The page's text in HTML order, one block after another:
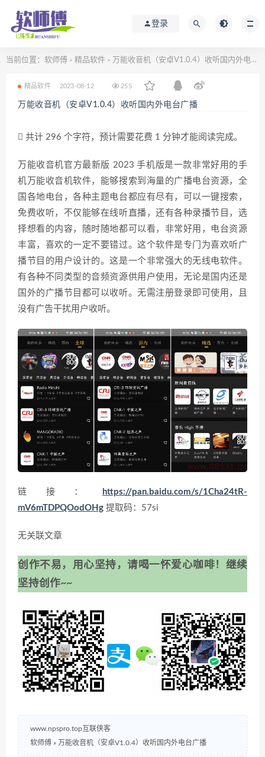
登录
当前位置： 软师傅 > 精品软件 > 万能收音机（安卓V1.0.4）收听国内外电台广播
精品软件 2023-08-12 255
万能收音机（安卓V1.0.4）收听国内外电台广播
共计 296 个字符，预计需要花费 1 分钟才能阅读完成。
万能收音机官方最新版 2023 手机版是一款非常好用的手
机万能收音机软件，能够搜索到海量的广播电台资源，全
国各地电台，各种主题电台都应有尽有，可以一键搜索，
免费收听，不仅能够在线听直播，还有各种录播节目，选
择想看的内容，随时随地都可以看，非常好用，电台资源
丰富，喜欢的一定不要错过。这个软件是专门为喜欢听广
播节目的用户设计的。这是一个非常强大的无线电软件。
有各种不同类型的音频资源供用户使用，无论是国内还是
国外的广播节目都可以收听。无需注册登录即可使用，且
没有广告干扰用户收听。
链接：
https://pan.baidu.com/s/1Cha24tR-
mV6mTDPQOodOHg 提取码：57si
无关联文章
创作不易，用心坚持，请喝一怀爱心咖啡！继续
坚持创作~~
www.npspro.top互联侠客
软师傅 » 万能收音机（安卓V1.0.4）收听国内外电台广播